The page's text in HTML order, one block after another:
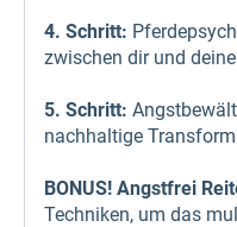
4. Schritt:
zwischen dir und
5. Schritt:
nachhaltige
BONUS! Angstfrei
Techniken, um das